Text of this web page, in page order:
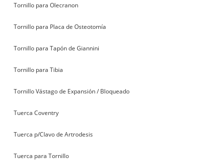
Tornillo para Olecranon
Tornillo para Placa de Osteotomía
Tornillo para Tapón de Giannini
Tornillo para Tibia
Tornillo Vástago de Expansión / Bloqueado
Tuerca Coventry
Tuerca p/Clavo de Artrodesis
Tuerca para Tornillo